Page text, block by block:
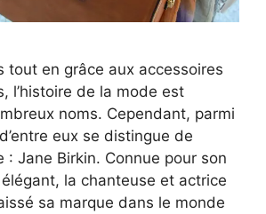
tout en grâce aux accessoires
l’histoire de la mode est
noms. Cependant, parmi
eux se distingue de
: Jane Birkin. Connue pour son
la chanteuse et actrice
sa marque dans le monde